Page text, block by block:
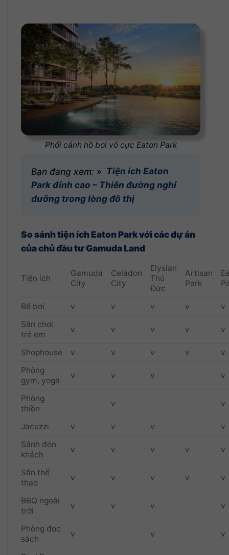
Phối cảnh hồ bơi vô cực Eaton Park
Bạn đang xem: » Tiện ích Eaton
Park đỉnh cao – Thiên đường nghỉ
dưỡng trong lòng đô thị
So sánh tiện ích Eaton Park với các dự án
của chủ đầu tư Gamuda Land
Tiện ích
Gamuda
City
Celadon
City
Elysian
Thủ
Đức
Artisan
Park
Bể bơi v v v v
v
Sân chơi
trẻ em
v v v v v
Shophouse v v v v
v
Phòng
gym, yoga
v v v v
Phòng
thiền
v v
Jacuzzi v v v
v
Sảnh đón
khách
v v v v v
Sân thể
thao
v v v v v
BBQ ngoài
trời
v v v v
Phòng đọc
sách
v v v